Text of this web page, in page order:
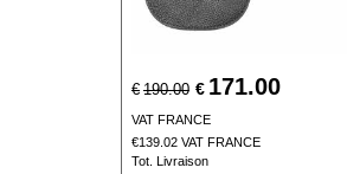
€ 190.00 € 171.00
VAT FRANCE
€139.02 VAT FRANCE
Tot. Livraison